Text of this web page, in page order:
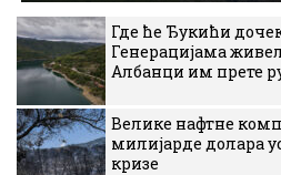
Где ће Ђукићи
Генерацијама
Албанци им прете
Велике нафтне
милијарде долара
кризе